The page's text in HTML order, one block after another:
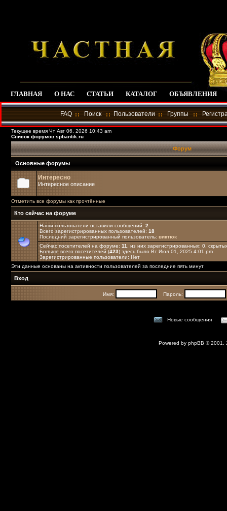
ГЛАВНАЯ О НАС СТАТЬИ КАТАЛОГ ОБЪЯВЛЕНИЯ
FAQ Поиск Пользователи Группы
Текущее время Чт Авг 06, 2026 10:43 am
Список форумов spbantik.ru
Форум
Основные форумы
Интересно
Интересное описание
Отметить все форумы как прочтённые
Кто сейчас на форуме
Наши пользователи оставили сообщений: 2
Всего зарегистрированных пользователей: 18
Последний зарегистрированный пользователь: виктюк
Сейчас посетителей на форуме: 11
, из них зарегистрированных: 0,
Больше всего посетителей (423) здесь было Вт Июл 01, 2025 4:01 pm
Зарегистрированные пользователи: Нет
Эти данные основаны на активности пользователей за последние пять минут
Вход
Имя: Пароль:
Новые сообщения
Powered by phpBB © 2001,